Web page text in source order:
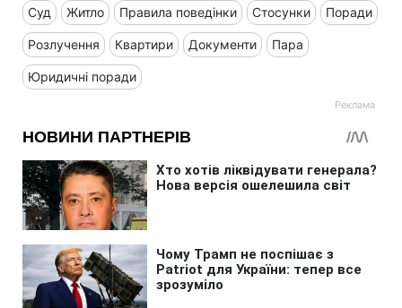
Суд Житло Правила поведінки Стосунки Поради
Розлучення Квартири Документи Пара
Юридичні поради